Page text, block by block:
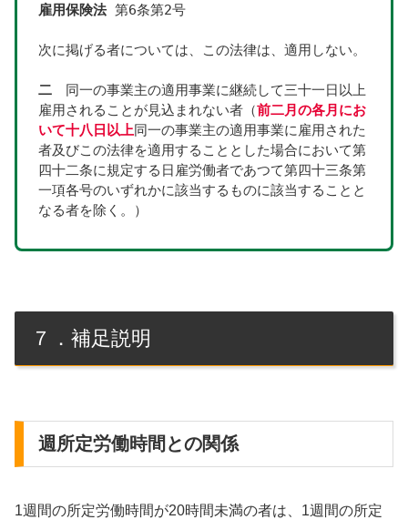
雇用保険法 第6条第2号
次に掲げる者については、この法律は、適用しない。
二 同一の事業主の適用事業に継続して三十一日以上
雇用されることが見込まれない者（前二月の各月にお
いて十八日以上同一の事業主の適用事業に雇用された
者及びこの法律を適用することとした場合において第
四十二条に規定する日雇労働者であつて第四十三条第
一項各号のいずれかに該当するものに該当することと
なる者を除く。）
７．補足説明
週所定労働時間との関係
1週間の所定労働時間が20時間未満の者は、1週間の所定